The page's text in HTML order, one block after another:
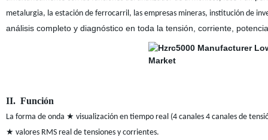
metalurgia, la estación de ferrocarril, las empresas mineras, institución de
análisis completo y diagnóstico en toda la tensión, corriente,
II. Función
La forma de onda ★ visualización en tiempo real (4 canales 4 canales de
★ valores RMS real de tensiones y corrientes.